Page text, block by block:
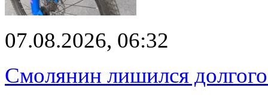
07.08.2026, 06:32
Смолянин лишился